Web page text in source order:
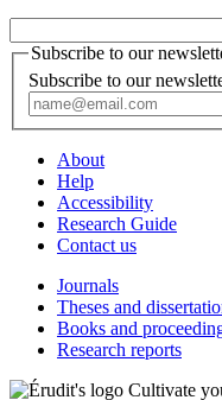
Subscribe to our
Subscribe to our
About
Help
Accessibility
Research Guide
Contact us
Journals
Theses and
Books and
Research reports
Cultivate